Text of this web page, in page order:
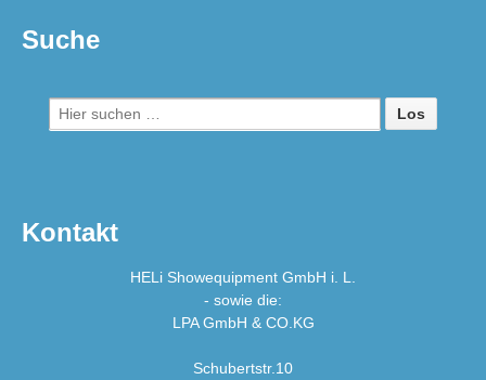
Suche
Suche
nach:
Kontakt
HELi Showequipment GmbH i. L.
- sowie die:
LPA GmbH & CO.KG
Schubertstr.10